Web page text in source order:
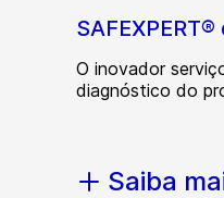
SAFEXPERT®
O inovador
diagnóstico do
Saiba